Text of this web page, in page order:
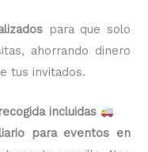
para que solo
ahorrando dinero
tus invitados.
incluidas
para eventos en